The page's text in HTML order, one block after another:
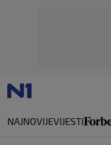
NAJNOVIJEVIJESTI